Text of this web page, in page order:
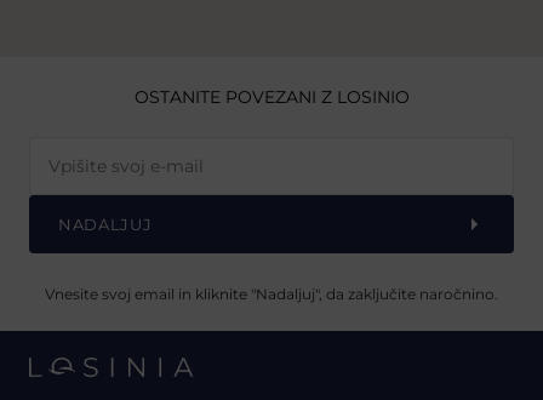
OSTANITE POVEZANI Z LOSINIO
NADALJUJ
Vnesite svoj email in kliknite "Nadaljuj", da zaključite naročnino.